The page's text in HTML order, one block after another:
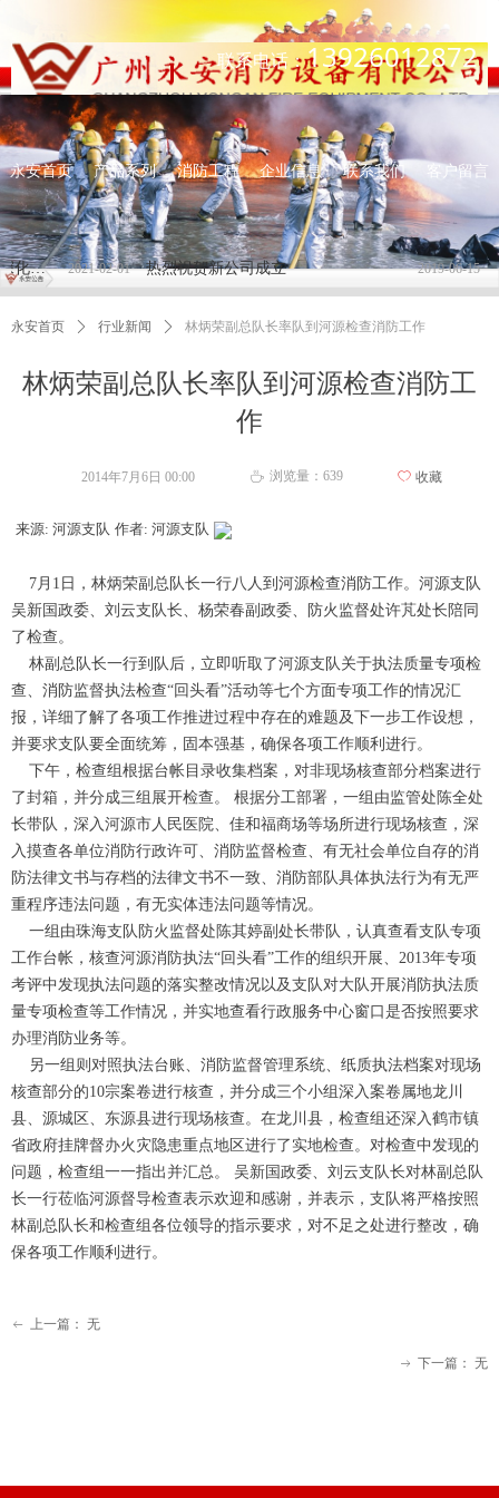
联系电话：13926012872
2021-02-01
住房和城乡建设部关于进一步深化工程建设项目 审批制度改革推进全流程在线审批的通知 2019-06-15
热烈祝贺新公司成立
永安首页 产品系列 消防工程 企业信息 联系我们 客户留言
林炳荣副总队长率队到河源检查消防工
作
永安首页 ꄲ 行业新闻 ꄲ 林炳荣副总队长率队到河源检查消防工作
来源: 河源支队 作者: 河源支队
7月1日，林炳荣副总队长一行八人到河源检查消防工作。河源支队
吴新国政委、刘云支队长、杨荣春副政委、防火监督处许芃处长陪同
了检查。
林副总队长一行到队后，立即听取了河源支队关于执法质量专项检
查、消防监督执法检查“回头看”活动等七个方面专项工作的情况汇
报，详细了解了各项工作推进过程中存在的难题及下一步工作设想，
并要求支队要全面统筹，固本强基，确保各项工作顺利进行。
下午，检查组根据台帐目录收集档案，对非现场核查部分档案进行
了封箱，并分成三组展开检查。 根据分工部署，一组由监管处陈全处
长带队，深入河源市人民医院、佳和福商场等场所进行现场核查，深
入摸查各单位消防行政许可、消防监督检查、有无社会单位自存的消
防法律文书与存档的法律文书不一致、消防部队具体执法行为有无严
重程序违法问题，有无实体违法问题等情况。
一组由珠海支队防火监督处陈其婷副处长带队，认真查看支队专项
工作台帐，核查河源消防执法“回头看”工作的组织开展、2013年专项
考评中发现执法问题的落实整改情况以及支队对大队开展消防执法质
量专项检查等工作情况，并实地查看行政服务中心窗口是否按照要求
办理消防业务等。
另一组则对照执法台账、消防监督管理系统、纸质执法档案对现场
核查部分的10宗案卷进行核查，并分成三个小组深入案卷属地龙川
县、源城区、东源县进行现场核查。在龙川县，检查组还深入鹤市镇
省政府挂牌督办火灾隐患重点地区进行了实地检查。对检查中发现的
问题，检查组一一指出并汇总。 吴新国政委、刘云支队长对林副总队
长一行莅临河源督导检查表示欢迎和感谢，并表示，支队将严格按照
林副总队长和检查组各位领导的指示要求，对不足之处进行整改，确
保各项工作顺利进行。
2014年7月6日 00:00 ꄘ 浏览量： 639 ꄀ 收藏
ꂃ 上一篇： 无
ꁹ 下一篇： 无